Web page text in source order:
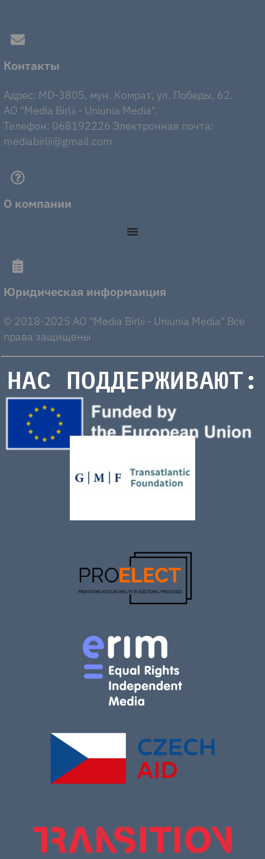
Контакты
Адрес: MD-3805, мун. Комрат, ул. Победы, 62.
AO "Media Birlii - Uniunia Media".
Телефон: 068192226 Электронная почта:
mediabirlii@gmail.com
О компании
Юридическая информаиция
© 2018-2025 AO "Media Birlii - Uniunia Media" Все
права защищены
НАС ПОДДЕРЖИВАЮТ: